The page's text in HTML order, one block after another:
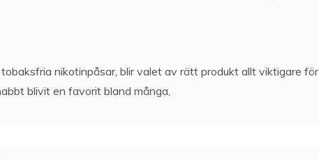
nikotinpåsar, blir valet av rätt produkt allt viktigare för
blivit en favorit bland många,